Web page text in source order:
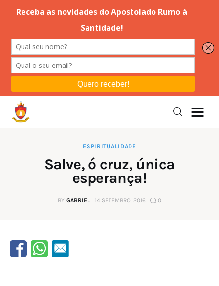
Editorial
Orações
Instruções
Espiritualidade
ESPIRITUALIDADE
Salve, ó cruz, única
esperança!
BY GABRIEL 14 SETEMBRO, 2016 0